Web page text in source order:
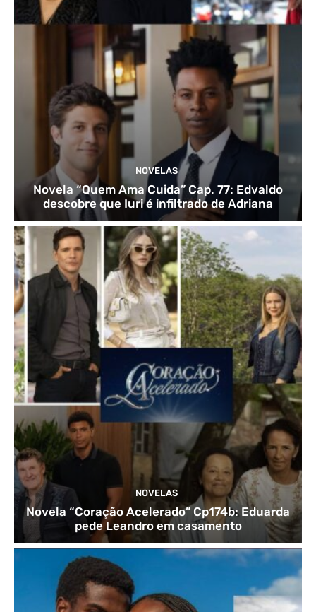
NOVELAS
Novela “Quem Ama Cuida” Cap. 77: Edvaldo
descobre que Iuri é infiltrado de Adriana
NOVELAS
Novela “Coração Acelerado” Cp174b: Eduarda
pede Leandro em casamento